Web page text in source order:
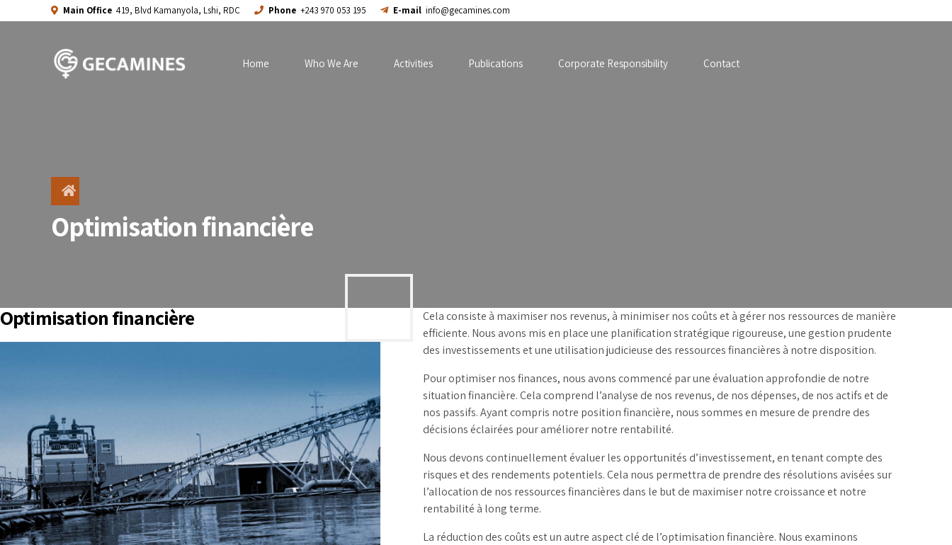
Main Office 419, Blvd Kamanyola, Lshi, RDC Phone +243 970 053 195 E-mail info@gecamines.com
Home Who We Are Activities Publications Corporate Responsibility Contact
Optimisation financière
Optimisation financière
Cela consiste à maximiser nos revenus, à minimiser nos coûts et à gérer nos ressources de manière
efficiente. Nous avons mis en place une planification stratégique rigoureuse, une gestion prudente
des investissements et une utilisation judicieuse des ressources financières à notre disposition.
Pour optimiser nos finances, nous avons commencé par une évaluation approfondie de notre
situation financière. Cela comprend l’analyse de nos revenus, de nos dépenses, de nos actifs et de
nos passifs. Ayant compris notre position financière, nous sommes en mesure de prendre des
décisions éclairées pour améliorer notre rentabilité.
Nous devons continuellement évaluer les opportunités d’investissement, en tenant compte des
risques et des rendements potentiels. Cela nous permettra de prendre des résolutions avisées sur
l’allocation de nos ressources financières dans le but de maximiser notre croissance et notre
rentabilité à long terme.
La réduction des coûts est un autre aspect clé de l’optimisation financière. Nous examinons